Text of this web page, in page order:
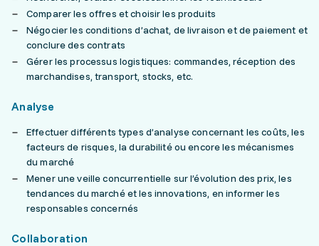
Comparer les offres et choisir les produits
Négocier les conditions d’achat, de livraison et de paiement et
conclure des contrats
Gérer les processus logistiques: commandes, réception des
marchandises, transport, stocks, etc.
Analyse
Effectuer différents types d’analyse concernant les coûts, les
facteurs de risques, la durabilité ou encore les mécanismes
du marché
Mener une veille concurrentielle sur l’évolution des prix, les
tendances du marché et les innovations, en informer les
responsables concernés
Collaboration